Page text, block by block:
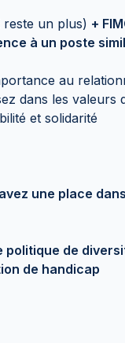
reste un plus) +
à un poste
au
dans les valeurs
et solidarité
une place
de
de handicap